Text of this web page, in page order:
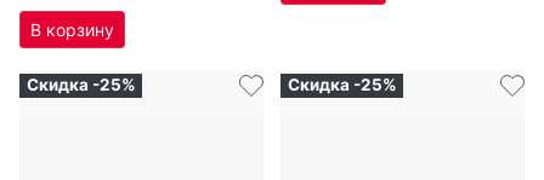
Скидка -25% Скидка -25%